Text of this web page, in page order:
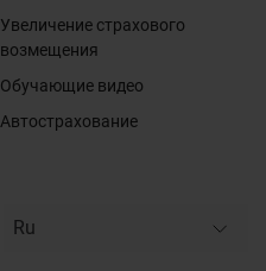
Увеличение страхового
возмещения
Обучающие видео
Автострахование